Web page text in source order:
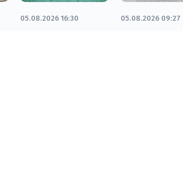
05.08.2026 16:30 05.08.2026 09:27